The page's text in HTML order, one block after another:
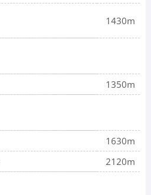
1430m
1350m
1630m
2120m